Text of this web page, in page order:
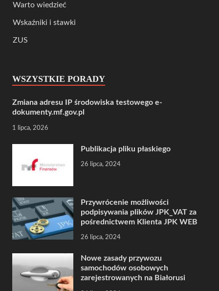
Warto wiedzieć
Wskaźniki i stawki
ZUS
WSZYSTKIE PORADY
Zmiana adresu IP środowiska testowego e-
dokumenty.mf.gov.pl
1 lipca, 2026
Publikacja pliku płaskiego
26 lipca, 2024
Przywrócenie możliwości
podpisywania plików JPK_VAT za
pośrednictwem Klienta JPK WEB
26 lipca, 2024
Nowe zasady przywozu
samochodów osobowych
zarejestrowanych na Białorusi